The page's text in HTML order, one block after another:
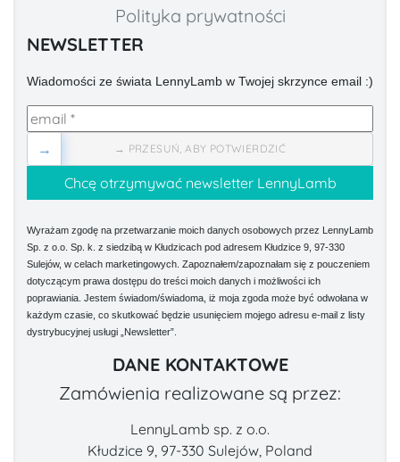
Polityka prywatności
NEWSLETTER
Wiadomości ze świata LennyLamb w Twojej skrzynce email :)
→ PRZESUŃ, ABY POTWIERDZIĆ
→
Wyrażam zgodę na przetwarzanie moich danych osobowych przez LennyLamb
Sp. z o.o. Sp. k. z siedzibą w Kłudzicach pod adresem Kłudzice 9, 97-330
Sulejów, w celach marketingowych. Zapoznałem/zapoznałam się z pouczeniem
dotyczącym prawa dostępu do treści moich danych i możliwości ich
poprawiania. Jestem świadom/świadoma, iż moja zgoda może być odwołana w
każdym czasie, co skutkować będzie usunięciem mojego adresu e-mail z listy
dystrybucyjnej usługi „Newsletter”.
DANE KONTAKTOWE
Zamówienia realizowane są przez:
LennyLamb sp. z o.o.
Kłudzice 9, 97-330 Sulejów, Poland